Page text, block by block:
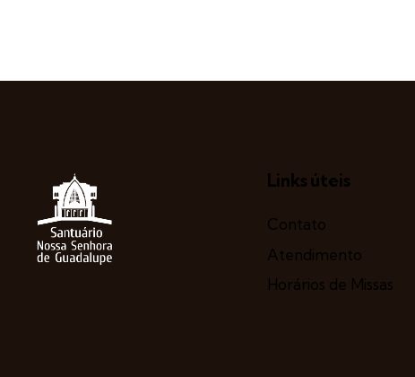
Links úteis
Contato
Atendimento
Horários de Missas